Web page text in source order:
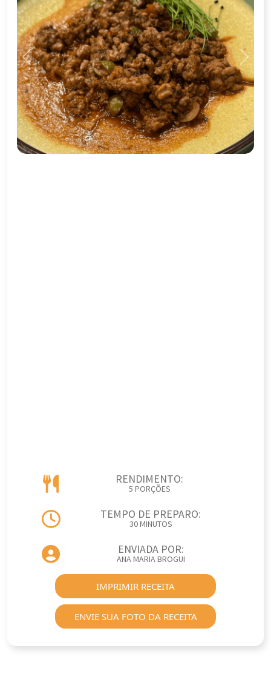
Previous Next
RENDIMENTO:
5 PORÇÕES
TEMPO DE PREPARO:
30 MINUTOS
ENVIADA POR:
ANA MARIA BROGUI
IMPRIMIR RECEITA
ENVIE SUA FOTO DA RECEITA